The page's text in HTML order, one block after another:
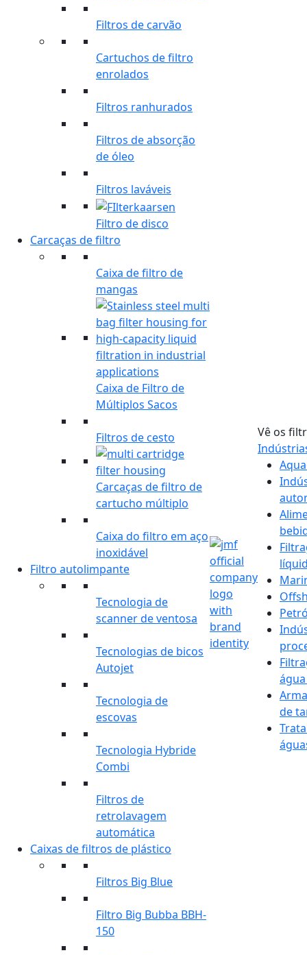
Filtros de carvão
Cartuchos de filtro
enrolados
Filtros ranhurados
Filtros de absorção
de óleo
Filtros laváveis
Filtro de disco
Carcaças de filtro
Caixa de filtro de
mangas
Caixa de Filtro de
Múltiplos Sacos
Filtros de cesto
Carcaças de filtro de
cartucho múltiplo
Caixa do filtro em aço
inoxidável
Filtro autolimpante
Tecnologia de
scanner de ventosa
Tecnologias de bicos
Autojet
Tecnologia de
escovas
Tecnologia Hybride
Combi
Filtros de
retrolavagem
automática
Caixas de filtros de plástico
Filtros Big Blue
Filtro Big Bubba BBH-
150
Vê os
de